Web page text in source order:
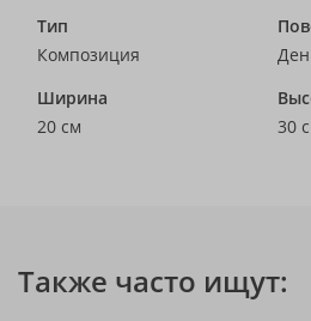
Тип
Композиция
Ширина
20 см
30
Также часто ищут: